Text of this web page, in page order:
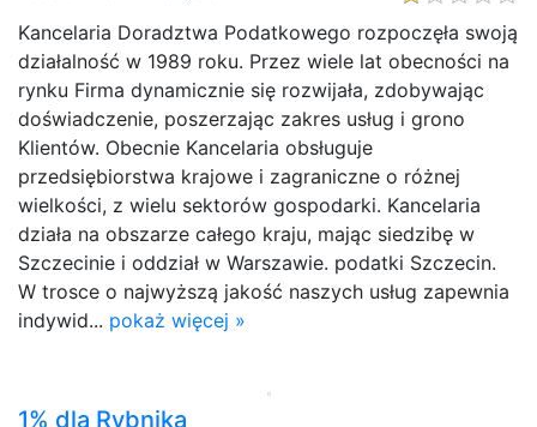
Kancelaria Doradztwa Podatkowego rozpoczęła swoją
działalność w 1989 roku. Przez wiele lat obecności na
rynku Firma dynamicznie się rozwijała, zdobywając
doświadczenie, poszerzając zakres usług i grono
Klientów. Obecnie Kancelaria obsługuje
przedsiębiorstwa krajowe i zagraniczne o różnej
wielkości, z wielu sektorów gospodarki. Kancelaria
działa na obszarze całego kraju, mając siedzibę w
Szczecinie i oddział w Warszawie. podatki Szczecin.
W trosce o najwyższą jakość naszych usług zapewnia
indywid... pokaż więcej »
1% dla Rybnika